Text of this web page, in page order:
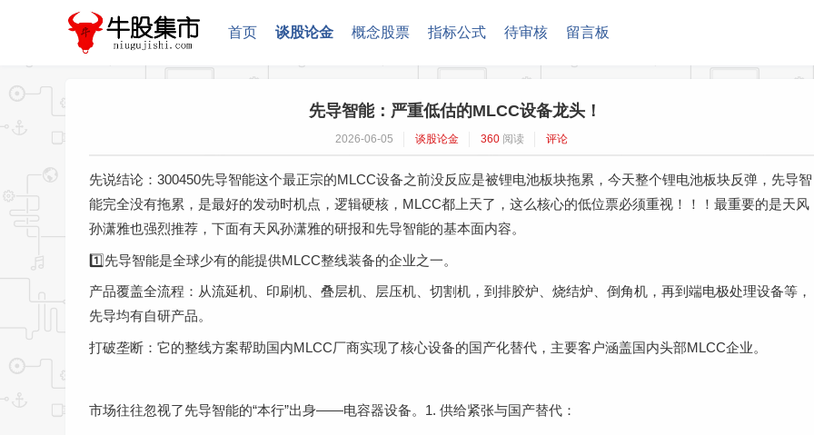
首页 谈股论金 概念股票 指标公式 待审核 留言板
先导智能：严重低估的MLCC设备龙头！
2026-06-05 谈股论金 360 阅读 评论
先说结论：300450先导智能这个最正宗的MLCC设备之前没反应是被锂电池板块拖累，今天整个锂电池板块反弹，先导智
能完全没有拖累，是最好的发动时机点，逻辑硬核，MLCC都上天了，这么核心的低位票必须重视！！！最重要的是天风
孙潇雅也强烈推荐，下面有天风孙潇雅的研报和先导智能的基本面内容。
1️⃣先导智能是全球少有的能提供MLCC整线装备的企业之一。
产品覆盖全流程：从流延机、印刷机、叠层机、层压机、切割机，到排胶炉、烧结炉、倒角机，再到端电极处理设备等，
先导均有自研产品。
打破垄断：它的整线方案帮助国内MLCC厂商实现了核心设备的国产化替代，主要客户涵盖国内头部MLCC企业。
市场往往忽视了先导智能的“本行”出身——电容器设备。1. 供给紧张与国产替代：